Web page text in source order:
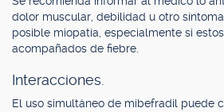
dolor muscular, debilidad u otro
posible miopatía, especialmente si
acompañados de fiebre.
Interacciones.
El uso simultáneo de mibefradil puede